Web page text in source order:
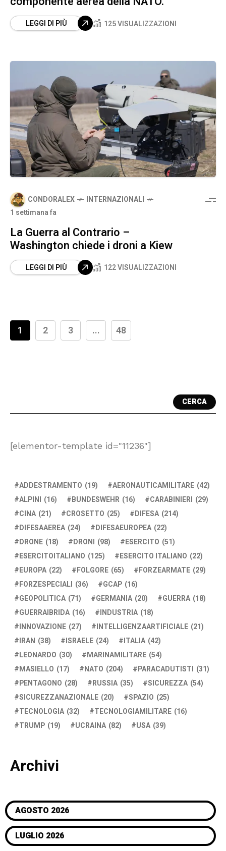
LEGGI DI PIÙ 125 VISUALIZZAZIONI
CONDORALEX
INTERNAZIONALI
1 settimana fa
La Guerra al Contrario –
Washington chiede i droni a Kiew
LEGGI DI PIÙ 122 VISUALIZZAZIONI
1 2 3 ... 48
CERCA
[elementor-template id="11236"]
ADDESTRAMENTO (19) AERONAUTICAMILITARE (42)
ALPINI (16) BUNDESWEHR (16) CARABINIERI (29)
CINA (21) CROSETTO (25) DIFESA (214)
DIFESAAEREA (24) DIFESAEUROPEA (22)
DRONE (18) DRONI (98) ESERCITO (51)
ESERCITOITALIANO (125) ESERCITO ITALIANO (22)
EUROPA (22) FOLGORE (65) FORZEARMATE (29)
FORZESPECIALI (36) GCAP (16)
GEOPOLITICA (71) GERMANIA (20) GUERRA (18)
GUERRAIBRIDA (16) INDUSTRIA (18)
INNOVAZIONE (27) INTELLIGENZAARTIFICIALE (21)
IRAN (38) ISRAELE (24) ITALIA (42)
LEONARDO (30) MARINAMILITARE (54)
MASIELLO (17) NATO (204) PARACADUTISTI (31)
PENTAGONO (28) RUSSIA (35) SICUREZZA (54)
SICUREZZANAZIONALE (20) SPAZIO (25)
TECNOLOGIA (32) TECNOLOGIAMILITARE (16)
TRUMP (19) UCRAINA (82) USA (39)
Archivi
AGOSTO 2026
LUGLIO 2026